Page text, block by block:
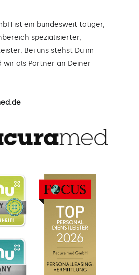
ist ein bundesweit tätiger,
spezialisierter,
Bei uns stehst Du im
wir als Partner an Deiner